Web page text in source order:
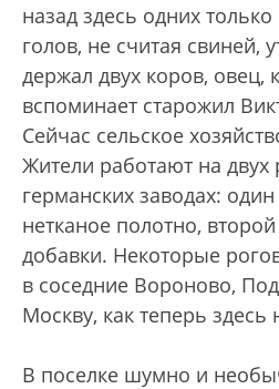
назад здесь одних
голов, не считая свиней,
держал двух коров, овец,
вспоминает старожил
Сейчас сельское
Жители работают на двух
германских заводах:
нетканое полотно,
добавки. Некоторые
в соседние Вороново,
Москву, как теперь здесь
В поселке шумно и